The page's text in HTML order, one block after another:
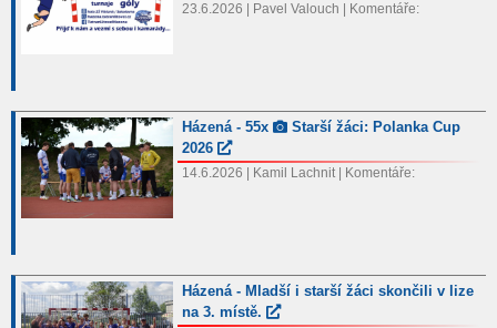
23.6.2026 | Pavel Valouch | Komentáře:
Házená - 55x
Starší žáci: Polanka Cup
2026
14.6.2026 | Kamil Lachnit | Komentáře:
Házená - Mladší i starší žáci skončili v lize
na 3. místě.